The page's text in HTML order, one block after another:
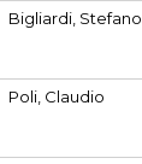
Bigliardi, Stefano
Poli, Claudio